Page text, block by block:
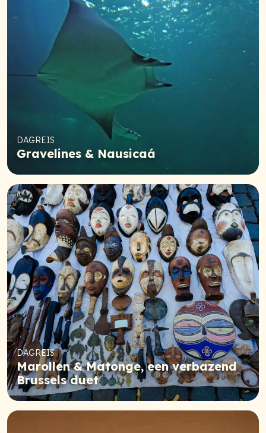
DAGREIS
Gravelines & Nausicaá
DAGREIS
Marollen & Matonge, een verbazend
Brussels duet